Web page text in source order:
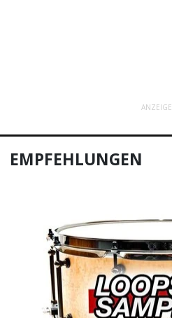
ANZEIGE
EMPFEHLUNGEN